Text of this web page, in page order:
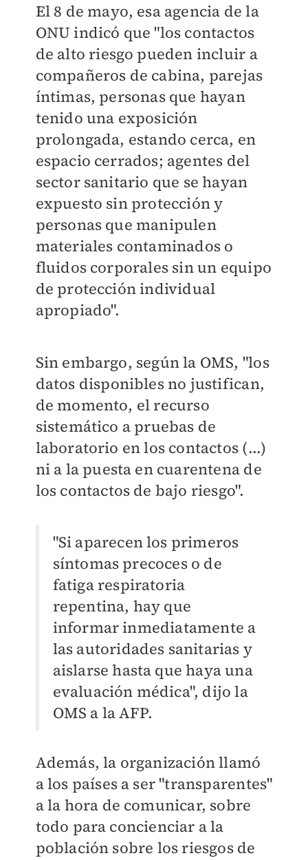
El 8 de mayo, esa agencia de la
ONU indicó que "los contactos
de alto riesgo pueden incluir a
compañeros de cabina, parejas
íntimas, personas que hayan
tenido una exposición
prolongada, estando cerca, en
espacio cerrados; agentes del
sector sanitario que se hayan
expuesto sin protección y
personas que manipulen
materiales contaminados o
fluidos corporales sin un equipo
de protección individual
apropiado".
Sin embargo, según la OMS, "los
datos disponibles no justifican,
de momento, el recurso
sistemático a pruebas de
laboratorio en los contactos (...)
ni a la puesta en cuarentena de
los contactos de bajo riesgo".
"Si aparecen los primeros
síntomas precoces o de
fatiga respiratoria
repentina, hay que
informar inmediatamente a
las autoridades sanitarias y
aislarse hasta que haya una
evaluación médica", dijo la
OMS a la AFP.
Además, la organización llamó
a los países a ser "transparentes"
a la hora de comunicar, sobre
todo para concienciar a la
población sobre los riesgos de